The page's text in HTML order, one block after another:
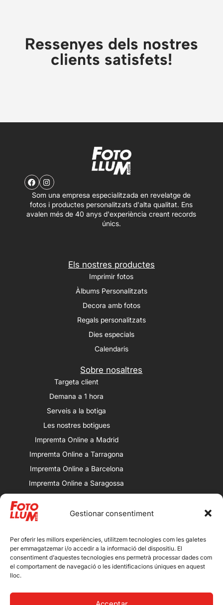
Gestionar consentiment
Per oferir les millors experiències, utilitzem tecnologies com les galetes
per emmagatzemar i/o accedir a la informació del dispositiu. El
consentiment d'aquestes tecnologies ens permetrà processar dades com
el comportament de navegació o les identificacions úniques en aquest
lloc.
Ressenyes dels nostres
clients satisfets!
Som una empresa especialitzada en revelatge de
fotos i productes personalitzats d'alta qualitat. Ens
avalen més de 40 anys d'experiència creant records
únics.
Els nostres productes
Imprimir fotos
Àlbums Personalitzats
Decora amb fotos
Regals personalitzats
Dies especials
Calendaris
Sobre nosaltres
Targeta client
Demana a 1 hora
Serveis a la botiga
Les nostres botigues
Impremta Online a Madrid
Impremta Online a Tarragona
Impremta Online a Barcelona
Impremta Online a Saragossa
Les nostres botigues
25008 Lleida.
Magdalena: Calle Magdalena, 13,
25007 Lleida.
Lleida.